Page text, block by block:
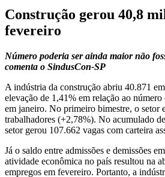
Construção gerou 40,8
fevereiro
Número poderia ser ainda maior não
comenta o SindusCon-SP
A indústria da construção abriu 40.871
elevação de 1,41% em relação ao número
em janeiro. No primeiro bimestre, o setor
trabalhadores (+2,78%). No acumulado
setor gerou 107.662 vagas com carteira
Já o saldo entre admissões e demissões
atividade econômica no país resultou na
empregos em fevereiro. Portanto, a